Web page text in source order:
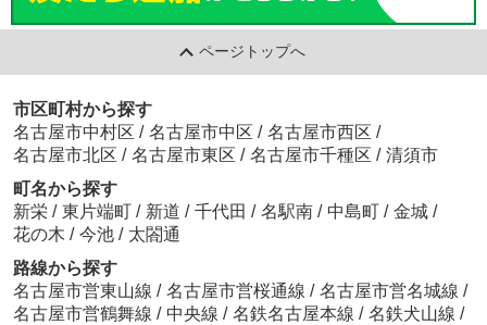
ページトップへ
市区町村から探す
名古屋市中村区 / 名古屋市中区 / 名古屋市西区 /
名古屋市北区 / 名古屋市東区 / 名古屋市千種区 / 清須市
町名から探す
新栄 / 東片端町 / 新道 / 千代田 / 名駅南 / 中島町 / 金城 /
花の木 / 今池 / 太閤通
路線から探す
名古屋市営東山線 / 名古屋市営桜通線 / 名古屋市営名城線 /
名古屋市営鶴舞線 / 中央線 / 名鉄名古屋本線 / 名鉄犬山線 /